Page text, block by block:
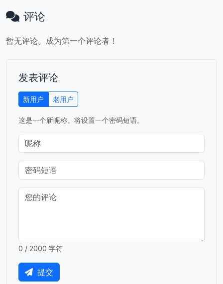
评论
暂无评论。成为第一个评论者！
发表评论
新用户 老用户
这是一个新昵称。将设置一个密码短语。
0 / 2000 字符
提交